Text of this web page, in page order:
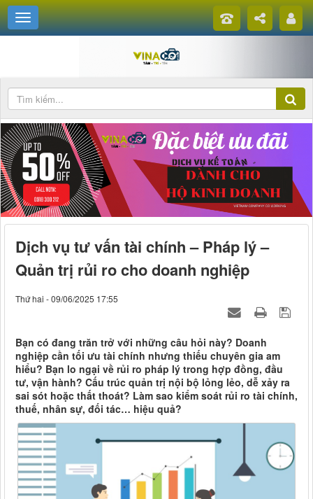
Dịch vụ tư vấn tài chính – Pháp lý –
Quản trị rủi ro cho doanh nghiệp
Thứ hai - 09/06/2025 17:55
Bạn có đang trăn trở với những câu hỏi này? Doanh
nghiệp cần tối ưu tài chính nhưng thiếu chuyên gia am
hiểu? Bạn lo ngại về rủi ro pháp lý trong hợp đồng, đầu
tư, vận hành? Cấu trúc quản trị nội bộ lỏng lẻo, dễ xảy ra
sai sót hoặc thất thoát? Làm sao kiểm soát rủi ro tài chính,
thuế, nhân sự, đối tác… hiệu quả?